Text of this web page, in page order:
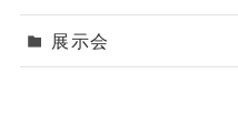
展示会